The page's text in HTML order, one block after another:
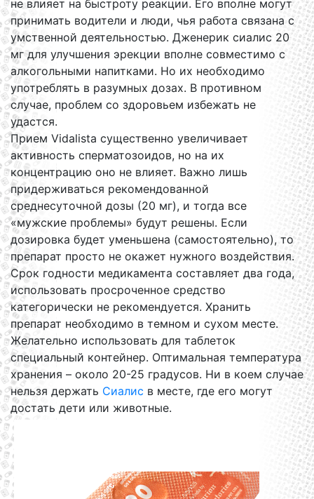
не влияет на быстроту реакции. Его вполне могут
принимать водители и люди, чья работа связана с
умственной деятельностью. Дженерик сиалис 20
мг для улучшения эрекции вполне совместимо с
алкогольными напитками. Но их необходимо
употреблять в разумных дозах. В противном
случае, проблем со здоровьем избежать не
удастся.
Прием Vidalista существенно увеличивает
активность сперматозоидов, но на их
концентрацию оно не влияет. Важно лишь
придерживаться рекомендованной
среднесуточной дозы (20 мг), и тогда все
«мужские проблемы» будут решены. Если
дозировка будет уменьшена (самостоятельно), то
препарат просто не окажет нужного воздействия.
Срок годности медикамента составляет два года,
использовать просроченное средство
категорически не рекомендуется. Хранить
препарат необходимо в темном и сухом месте.
Желательно использовать для таблеток
специальный контейнер. Оптимальная температура
хранения – около 20-25 градусов. Ни в коем случае
нельзя держать Сиалис в месте, где его могут
достать дети или животные.